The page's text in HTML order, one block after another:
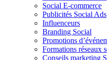
Social E-commerce
Publicités Social Ads
Influenceurs
Branding Social
Promotions
Formations réseaux
Conseils marketing